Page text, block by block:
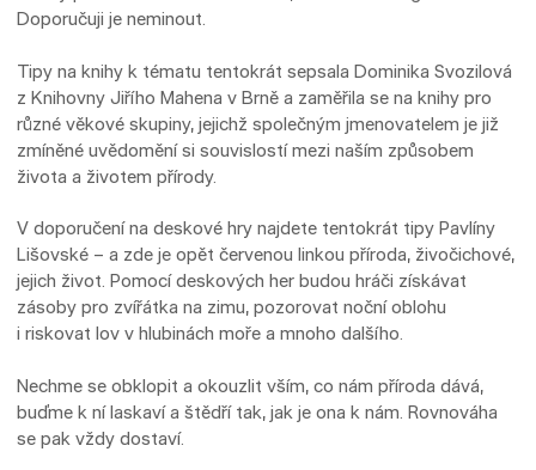
Doporučuji je neminout.
Tipy na knihy k tématu tentokrát sepsala Dominika Svozilová
z Knihovny Jiřího Mahena v Brně a zaměřila se na knihy pro
různé věkové skupiny, jejichž společným jmenovatelem je již
zmíněné uvědomění si souvislostí mezi naším způsobem
života a životem přírody.
V doporučení na deskové hry najdete tentokrát tipy Pavlíny
Lišovské – a zde je opět červenou linkou příroda, živočichové,
jejich život. Pomocí deskových her budou hráči získávat
zásoby pro zvířátka na zimu, pozorovat noční oblohu
i riskovat lov v hlubinách moře a mnoho dalšího.
Nechme se obklopit a okouzlit vším, co nám příroda dává,
buďme k ní laskaví a štědří tak, jak je ona k nám. Rovnováha
se pak vždy dostaví.